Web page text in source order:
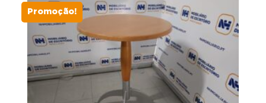
maior
Promoção!